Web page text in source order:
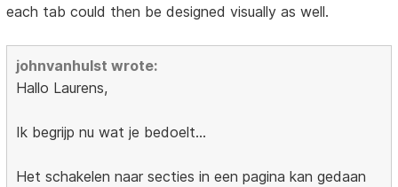
each tab could then be designed visually as well.
johnvanhulst wrote:
Hallo Laurens,
Ik begrijp nu wat je bedoelt...
Het schakelen naar secties in een pagina kan gedaan